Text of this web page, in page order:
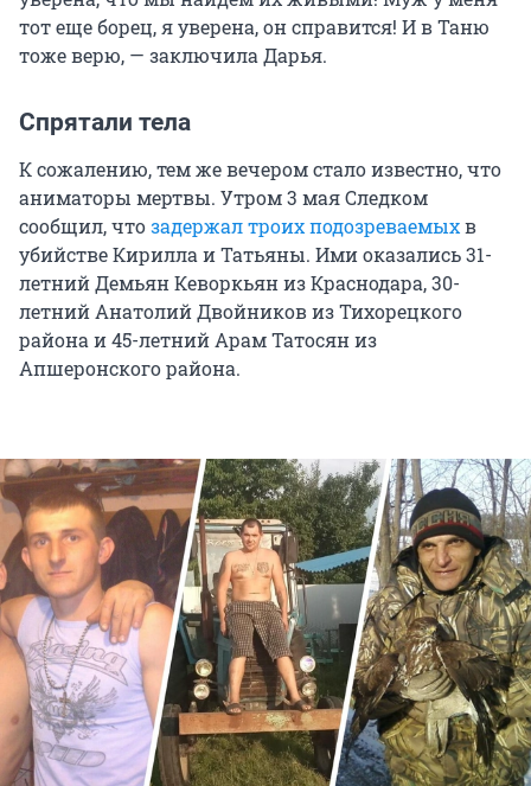
тот еще борец, я уверена, он справится! И в Таню
тоже верю, — заключила Дарья.
Спрятали тела
К сожалению, тем же вечером стало известно, что
аниматоры мертвы. Утром 3 мая Следком
сообщил, чтозадержал троих подозреваемыхв
убийстве Кирилла и Татьяны. Ими оказались 31-
летний Демьян Кеворкьян из Краснодара, 30-
летний Анатолий Двойников из Тихорецкого
района и 45-летний Арам Татосян из
Апшеронского района.